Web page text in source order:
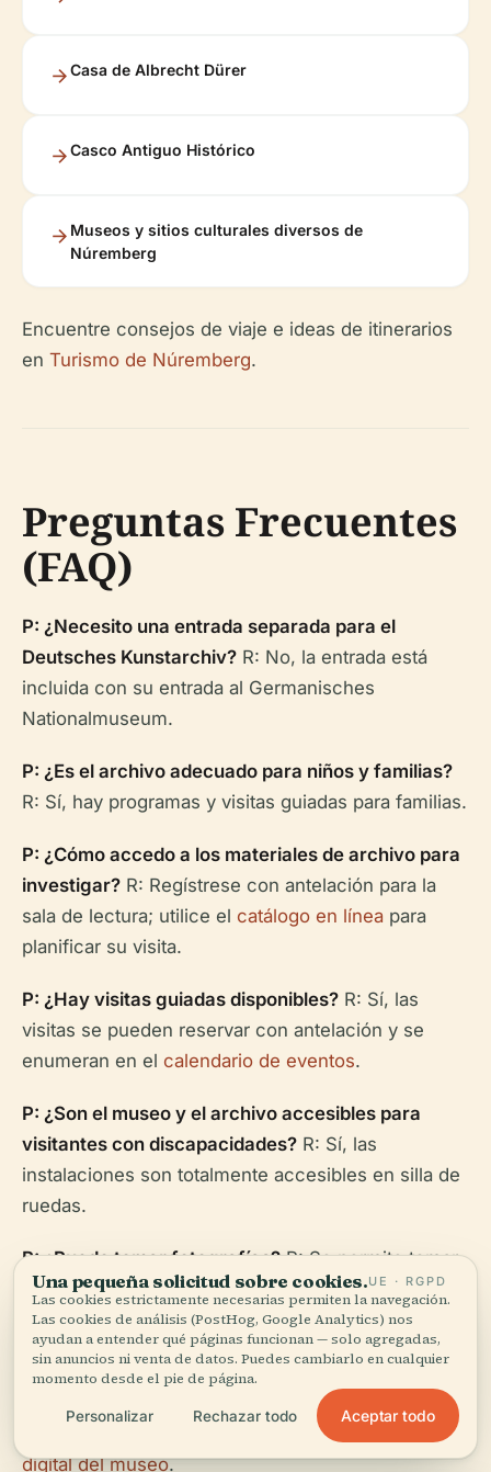
Casa de Albrecht Dürer
Casco Antiguo Histórico
Museos y sitios culturales diversos de
Núremberg
Encuentre consejos de viaje e ideas de itinerarios
en Turismo de Núremberg.
Preguntas Frecuentes
(FAQ)
P: ¿Necesito una entrada separada para el
Deutsches Kunstarchiv? R: No, la entrada está
incluida con su entrada al Germanisches
Nationalmuseum.
P: ¿Es el archivo adecuado para niños y familias?
R: Sí, hay programas y visitas guiadas para familias.
P: ¿Cómo accedo a los materiales de archivo para
investigar? R: Regístrese con antelación para la
sala de lectura; utilice el catálogo en línea para
planificar su visita.
P: ¿Hay visitas guiadas disponibles? R: Sí, las
visitas se pueden reservar con antelación y se
enumeran en el calendario de eventos.
P: ¿Son el museo y el archivo accesibles para
visitantes con discapacidades? R: Sí, las
instalaciones son totalmente accesibles en silla de
ruedas.
P: ¿Puedo tomar fotografías?R: Se permite tomar
fotografías en ciertas áreas; consulte al personal
para conocer las políticas específicas del archivo.
P: ¿Hay recursos digitales disponibles para
R: Sí, explore fondos
digitalizados y exposiciones virtuales en el
digital del museo.
Una pequeña solicitud sobre cookies.UE · RGPD
Las cookies estrictamente necesarias permiten la navegación.
Las cookies de análisis (PostHog, Google Analytics) nos
ayudan a entender qué páginas funcionan — solo agregadas,
sin anuncios ni venta de datos. Puedes cambiarlo en cualquier
momento desde el pie de página.
Personalizar Rechazar todo Aceptar todo